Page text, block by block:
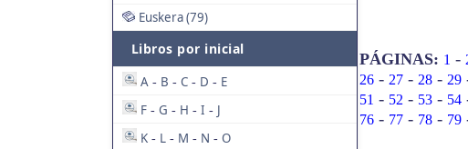
Euskera (79)
Libros por inicial
A - B - C - D - E
F - G - H - I - J
K - L - M - N - O
PÁGINAS: 1 -
26 - 27 - 28 - 29
51 - 52 - 53 - 54
76 - 77 - 78 - 79